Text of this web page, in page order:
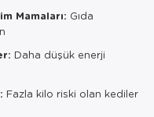
Mamaları: Gıda
Daha düşük enerji
Fazla kilo riski olan kediler